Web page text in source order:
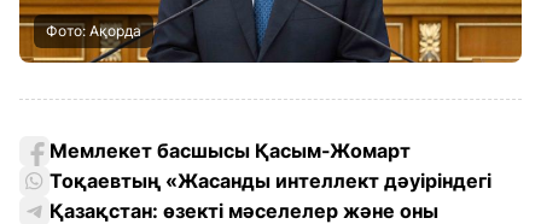
Фото: Ақорда
Мемлекет басшысы Қасым-Жомарт
Тоқаевтың «Жасанды интеллект дәуіріндегі
Қазақстан: өзекті мәселелер және оны